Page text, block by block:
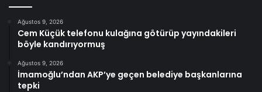
Ağustos 9, 2026
Cem Küçük telefonu kulağına götürüp yayındakileri
böyle kandırıyormuş
Ağustos 9, 2026
İmamoğlu’ndan AKP’ye geçen belediye başkanlarına
tepki